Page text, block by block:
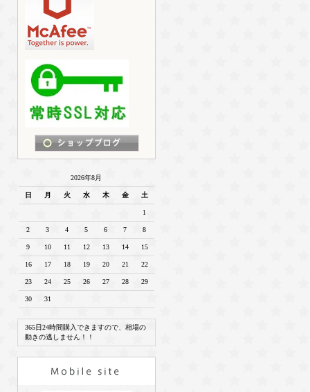
2026年8月
日 月 火 水 木 金 土
1
2 3 4 5 6 7 8
9 10 11 12 13 14 15
16 17 18 19 20 21 22
23 24 25 26 27 28 29
30 31
365日24時間購入できますので、相場の
動きの逃しません！！